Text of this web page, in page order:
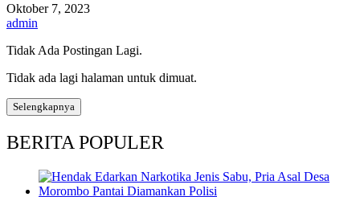
Oktober 7, 2023
admin
Tidak Ada Postingan Lagi.
Tidak ada lagi halaman untuk dimuat.
Selengkapnya
BERITA POPULER